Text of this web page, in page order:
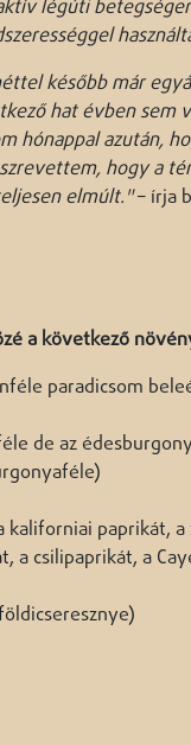
légúti
később már
hat évben sem
hónappal azután,
hogy a
elmúlt."– írja
a következő
paradicsom
de az
kaliforniai paprikát,
a csilipaprikát, a